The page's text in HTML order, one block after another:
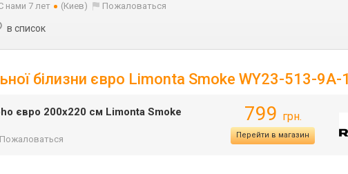
нами 7 лет
(Киев) Пожаловаться
в список
білизни євро Limonta Smoke WY23-513-9A-1
євро 200x220 см Limonta Smoke
Пожаловаться
799 грн.
Перейти в магазин